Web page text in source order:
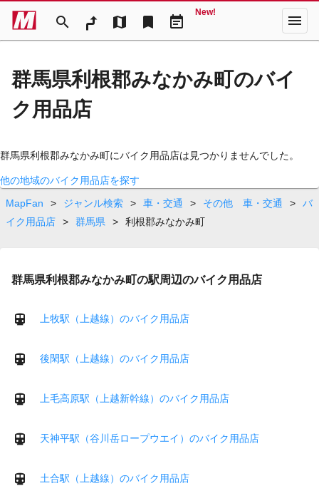
search map bookmark event_note
New! menu
群馬県利根郡みなかみ町のバイ
ク用品店
群馬県利根郡みなかみ町にバイク用品店は見つかりませんでした。
他の地域のバイク用品店を探す
MapFan
> ジャンル検索 > 車・交通 > その他 車・交通 >
バ
イク用品店
> 群馬県 > 利根郡みなかみ町
群馬県利根郡みなかみ町の駅周辺のバイク用品店
上牧駅（上越線）のバイク用品店
後閑駅（上越線）のバイク用品店
上毛高原駅（上越新幹線）のバイク用品店
天神平駅（谷川岳ロープウエイ）のバイク用品店
土合駅（上越線）のバイク用品店